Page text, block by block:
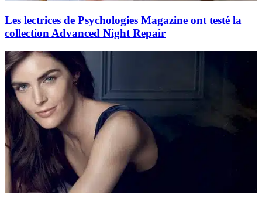
Les lectrices de Psychologies Magazine ont testé la
collection Advanced Night Repair